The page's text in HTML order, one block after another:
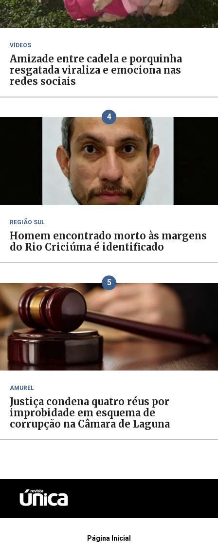
VÍDEOS
Amizade entre cadela e porquinha
resgatada viraliza e emociona nas
redes sociais
4
REGIÃO SUL
Homem encontrado morto às margens
do Rio Criciúma é identificado
5
AMUREL
Justiça condena quatro réus por
improbidade em esquema de
corrupção na Câmara de Laguna
Página Inicial